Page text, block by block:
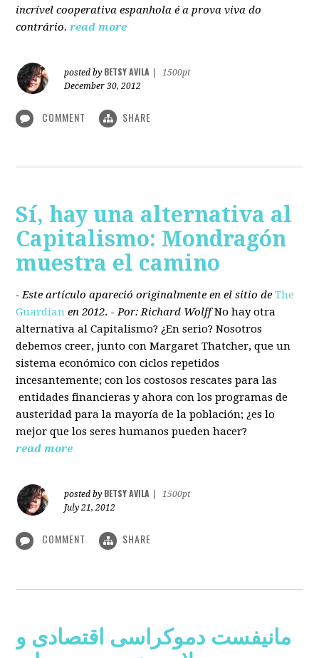
incrível cooperativa espanhola é a prova viva do
contrário. read more
posted by BETSY AVILA
1500pt
December 30, 2012
COMMENT SHARE
Sí, hay una alternativa al
Capitalismo: Mondragón
muestra el camino
- Este artículo apareció originalmente en el sitio deThe
Guardian en 2012. - Por: Richard Wolff No hay otra
alternativa al Capitalismo? ¿En serio? Nosotros
debemos creer, junto con Margaret Thatcher, que un
sistema económico con ciclos repetidos
incesantemente; con los costosos rescates para las
entidades financieras y ahora con los programas de
austeridad para la mayoría de la población; ¿es lo
mejor que los seres humanos pueden hacer?
read more
posted by BETSY AVILA
1500pt
July 21, 2012
COMMENT SHARE
مانیفست دموکراسی اقتصادی و